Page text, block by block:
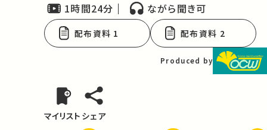
1時間24分 ながら聞き可
配布資料 1 配布資料 2
Produced by
マイリスト シェア